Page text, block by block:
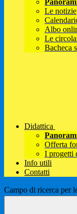
Le notizie
Albo
Le
Bacheca
Didattica
Offerta
I progetti
Info utili
Contatti
Campo di ricerca per